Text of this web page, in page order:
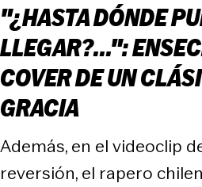
"¿HASTA DÓNDE
LLEGAR?...":
COVER DE UN
GRACIA
Además, en el videoclip
reversión, el rapero